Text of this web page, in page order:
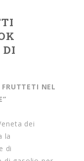
DI
NEL
dei
la
di